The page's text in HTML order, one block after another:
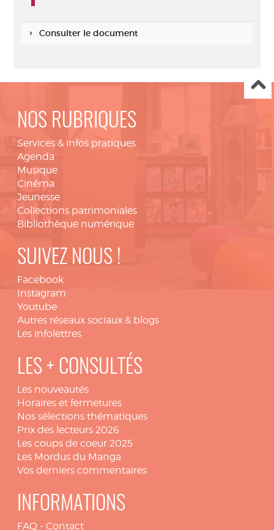
Consulter le document
NOS RUBRIQUES
Services & infos pratiques
Agenda
Musique
Cinéma
Jeunesse
Collections patrimoniales
Bibliothèque numérique
SUIVEZ NOUS !
Facebook
Instagram
Youtube
Autres réseaux sociaux & blogs
Les infolettres
LES + CONSULTÉS
Les nouveautés
Horaires et fermetures
Nos sélections thématiques
Prix des lecteurs 2026
Les coups de coeur 2025
Les Mordus du Manga
Vos derniers commentaires
INFORMATIONS
FAQ - Contact